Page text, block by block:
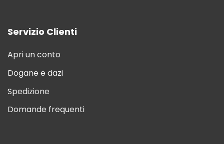
Servizio Clienti
Apri un conto
Dogane e dazi
Spedizione
Domande frequenti